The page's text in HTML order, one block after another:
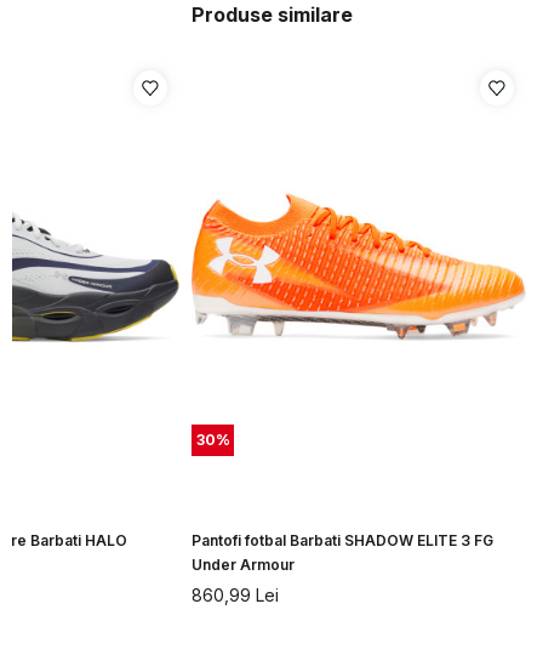
Produse similare
Barbati HALO
30%
Pantofi fotbal Barbati SHADOW ELITE 3 FG
Under Armour
860,99 Lei